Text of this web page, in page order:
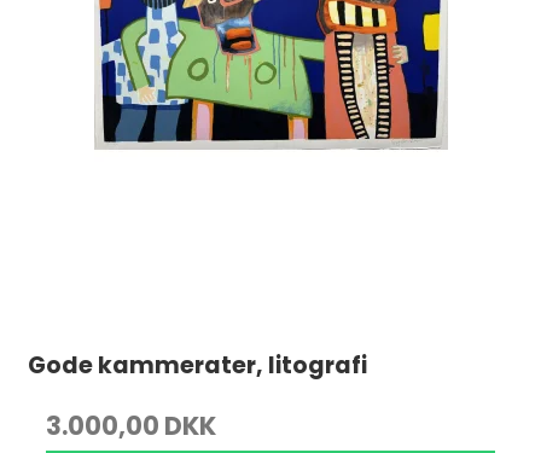
Gode kammerater, litografi
3.000,00 DKK